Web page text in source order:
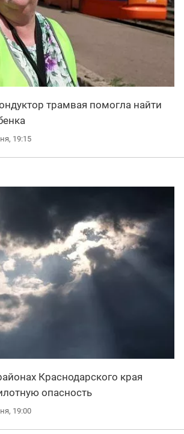
трамвая помогла найти
19:15
Краснодарского края
опасность
19:00